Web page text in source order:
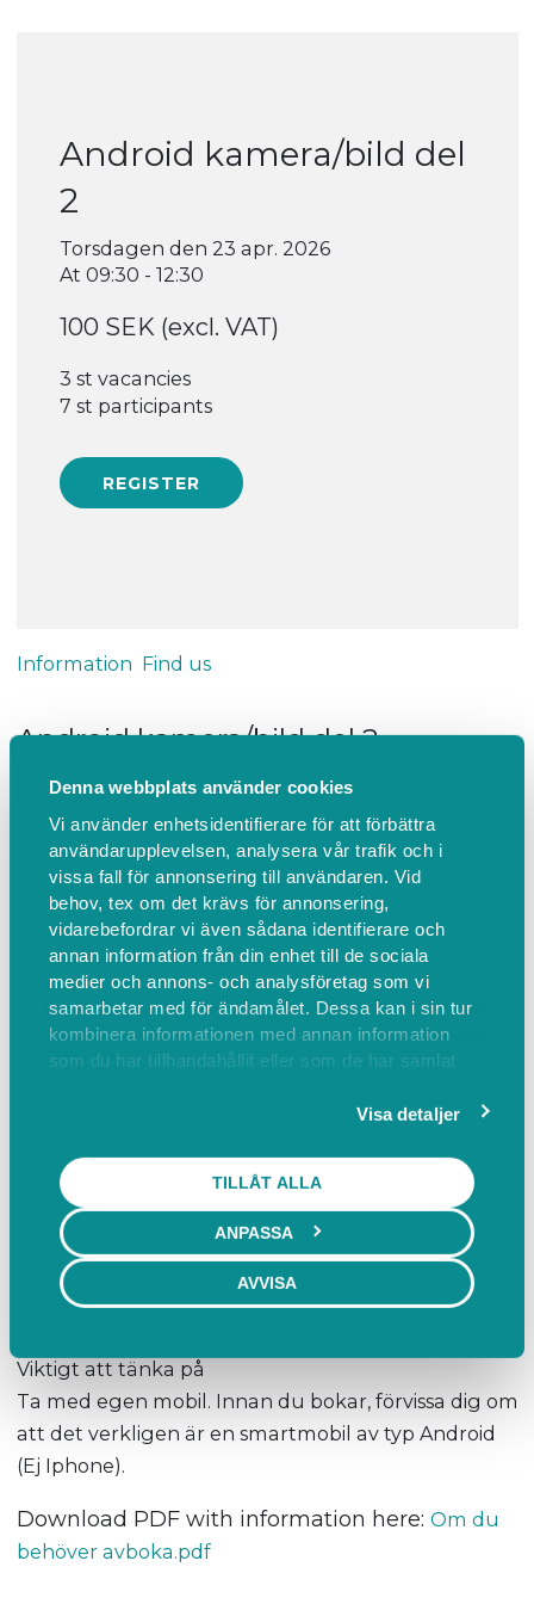
Denna webbplats använder cookies
Vi använder enhetsidentifierare för att förbättra
användarupplevelsen, analysera vår trafik och i
vissa fall för annonsering till användaren. Vid
behov, tex om det krävs för annonsering,
vidarebefordrar vi även sådana identifierare och
annan information från din enhet till de sociala
medier och annons- och analysföretag som vi
samarbetar med för ändamålet. Dessa kan i sin tur
kombinera informationen med annan information
som du har tillhandahållit eller som de har samlat
Visa detaljer
TILLÅT ALLA
ANPASSA
AVVISA
Android kamera/bild del
2
Torsdagen den 23 apr. 2026
At 09:30 - 12:30
100 SEK (excl. VAT)
3 st vacancies
7 st participants
Information Find us
Android kamera/bild del 2
Android kamera/bild del 2
Handledare: Kjell Sandberg (0707784612)
Kursbeskrivning
Denna påbyggnadskurs vänder sig till dig som vill
utveckla och lära dig ännu mer om hur man kan
hantera kamera-funktioner och bilder i din Android
mobil.
Redigera bilder
Appar för bildredigering
Bildspel
Skärmbilder
Dela bilder med andra
Viktigt att tänka på
Ta med egen mobil. Innan du bokar, förvissa dig om
att det verkligen är en smartmobil av typ Android
(Ej Iphone).
Download PDF with information here: Om du
behöver avboka.pdf